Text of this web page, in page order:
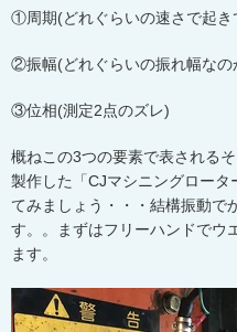
①周期(どれぐらいの速さで起き
②振幅(どれぐらいの振れ幅なの
③位相(測定2点のズレ)
概ねこの3つの要素で表される
製作した「CJマシニングロー
てみましょう・・・結構振動で
す。。まずはフリーハンドでウ
ます。